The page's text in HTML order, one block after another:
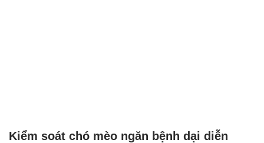
Kiểm soát chó mèo ngăn bệnh dại diễn